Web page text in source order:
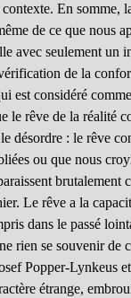
En somme,
de ce que nous
avec seulement un
de la
est considéré
le rêve de la réalité
désordre : le rêve
ou que nous
brutalement
Le rêve a la
dans le passé
rien se souvenir de
Popper-Lynkeus
étrange,